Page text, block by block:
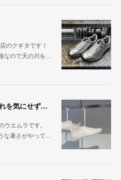
のクギタです！
なので天の川を…
仕事の日も、休みの日も。汚れを気にせず毎日履ける『PUNCH-WP_WHT』
ウエムラです。
な暑さがやって…